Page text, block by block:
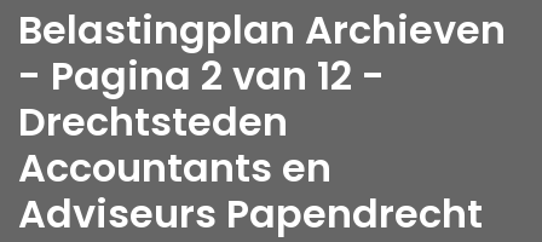
Belastingplan Archieven
- Pagina 2 van 12 -
Drechtsteden
Accountants en
Adviseurs Papendrecht